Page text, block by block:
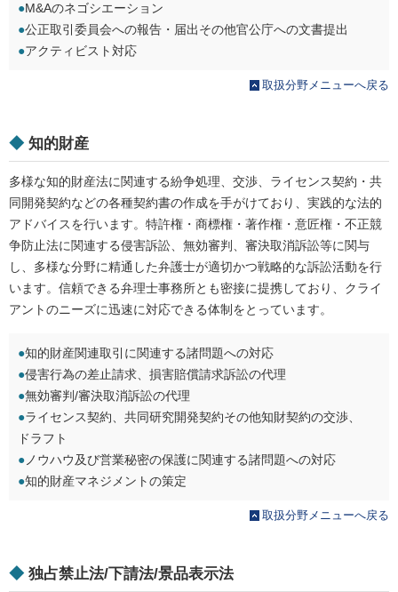
●M&Aのネゴシエーション
●公正取引委員会への報告・届出その他官公庁への文書提出
●アクティビスト対応
取扱分野メニューへ戻る
◆ 知的財産
多様な知的財産法に関連する紛争処理、交渉、ライセンス契約・共
同開発契約などの各種契約書の作成を手がけており、実践的な法的
アドバイスを行います。特許権・商標権・著作権・意匠権・不正競
争防止法に関連する侵害訴訟、無効審判、審決取消訴訟等に関与
し、多様な分野に精通した弁護士が適切かつ戦略的な訴訟活動を行
います。信頼できる弁理士事務所とも密接に提携しており、クライ
アントのニーズに迅速に対応できる体制をとっています。
●知的財産関連取引に関連する諸問題への対応
●侵害行為の差止請求、損害賠償請求訴訟の代理
●無効審判/審決取消訴訟の代理
●ライセンス契約、共同研究開発契約その他知財契約の交渉、
ドラフト
● ノウハウ及び営業秘密の保護に関連する諸問題への対応
●知的財産マネジメントの策定
取扱分野メニューへ戻る
◆ 独占禁止法/下請法/景品表示法